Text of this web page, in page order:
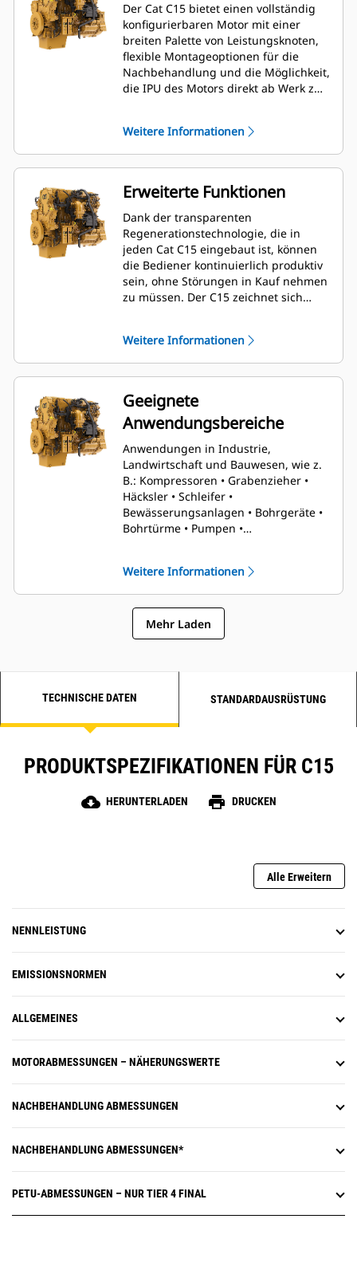
Der Cat C15 bietet einen vollständig
konfigurierbaren Motor mit einer
breiten Palette von Leistungsknoten,
flexible Montageoptionen für die
Nachbehandlung und die Möglichkeit,
die IPU des Motors direkt ab Werk zu
Minimum reduzieren können.
Weitere Informationen
Erweiterte Funktionen
Dank der transparenten
Regenerationstechnologie, die in
jeden Cat C15 eingebaut ist, können
die Bediener kontinuierlich produktiv
sein, ohne Störungen in Kauf nehmen
zu müssen. Der C15 zeichnet sich
und eine DEF-Kapazität von 93,7 Litern
aus, sodass der Maschinenführer
insgesamt mehr Zeit auf der Baustelle
und weniger Zeit in der Werkstatt
verbringt.
Weitere Informationen
Geeignete
Anwendungsbereiche
Anwendungen in Industrie,
Landwirtschaft und Bauwesen, wie z.
B.: Kompressoren • Grabenzieher •
Häcksler • Schleifer •
Bewässerungsanlagen • Bohrgeräte •
Bohrtürme • Pumpen •
Weitere Informationen
Mehr Laden
TECHNISCHE DATEN STANDARDAUSRÜSTUNG
PRODUKTSPEZIFIKATIONEN FÜR C15
cloud_download HERUNTERLADEN print DRUCKEN
Alle Erweitern
NENNLEISTUNG
EMISSIONSNORMEN
ALLGEMEINES
MOTORABMESSUNGEN – NÄHERUNGSWERTE
NACHBEHANDLUNG ABMESSUNGEN
NACHBEHANDLUNG ABMESSUNGEN*
PETU-ABMESSUNGEN – NUR TIER 4 FINAL